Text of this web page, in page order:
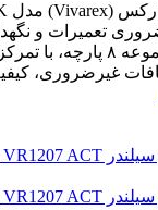
ضروری تعمیرات و
خانگی است. این مجموعه
غیرضروری،